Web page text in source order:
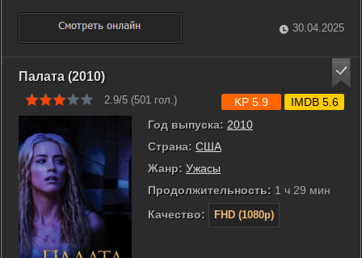
дела, предстоит пойти не в обычный колледж, а в
заведение, где из одаренных детей готовят будущих
супергероев. Однако есть одна проблема - Уилл ...
30.04.2025
Палата (2010)
2.9/5 (501 гол.)
Год выпуска: 2010
Страна: США
Жанр: Ужасы
Продолжительность: 1 ч 29 мин
Качество:
FHD (1080p)
KP 5.9 IMDB 5.6